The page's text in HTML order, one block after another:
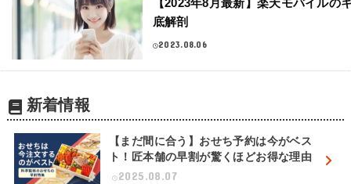
【2023年8月最新】楽天モバイルの
底解剖
2023.08.06
新着情報
【まだ間に合う】おせち予約は今がベス
ト！匠本舗の早割が驚くほどお得な理由
2025.08.07